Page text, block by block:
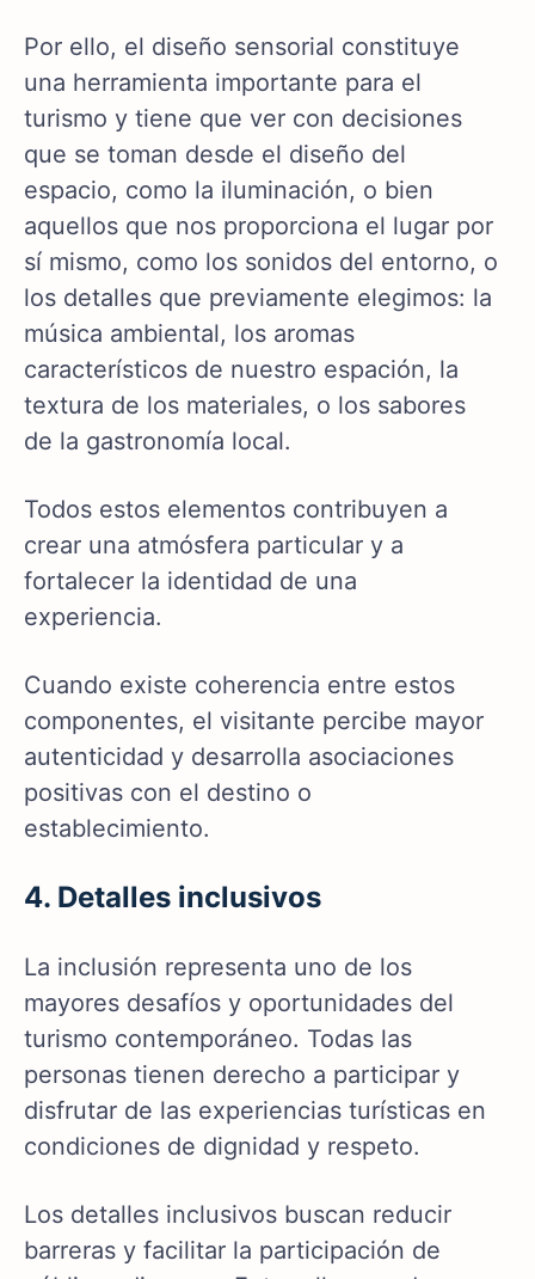
Por ello, el diseño sensorial constituye
una herramienta importante para el
turismo y tiene que ver con decisiones
que se toman desde el diseño del
espacio, como la iluminación, o bien
aquellos que nos proporciona el lugar por
sí mismo, como los sonidos del entorno, o
los detalles que previamente elegimos: la
música ambiental, los aromas
característicos de nuestro espación, la
textura de los materiales, o los sabores
de la gastronomía local.
Todos estos elementos contribuyen a
crear una atmósfera particular y a
fortalecer la identidad de una
experiencia.
Cuando existe coherencia entre estos
componentes, el visitante percibe mayor
autenticidad y desarrolla asociaciones
positivas con el destino o
establecimiento.
4. Detalles inclusivos
La inclusión representa uno de los
mayores desafíos y oportunidades del
turismo contemporáneo. Todas las
personas tienen derecho a participar y
disfrutar de las experiencias turísticas en
condiciones de dignidad y respeto.
Los detalles inclusivos buscan reducir
barreras y facilitar la participación de